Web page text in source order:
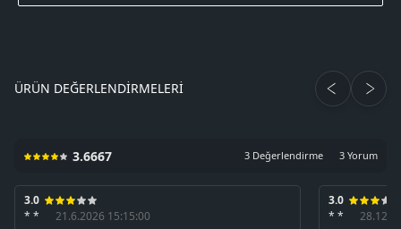
ÜRÜN DEĞERLENDIRMELERI
3.6667 3 Değerlendirme 3 Yorum
3.0
* *
21.6.2026 15:15:00
3.0
* *